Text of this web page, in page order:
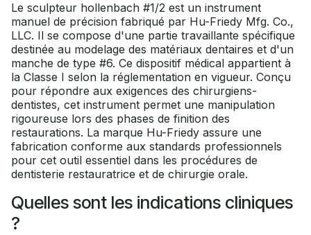
Le sculpteur hollenbach #1/2 est un instrument
manuel de précision fabriqué par Hu-Friedy Mfg. Co.,
LLC. Il se compose d'une partie travaillante spécifique
destinée au modelage des matériaux dentaires et d'un
manche de type #6. Ce dispositif médical appartient à
la Classe I selon la réglementation en vigueur. Conçu
pour répondre aux exigences des chirurgiens-
dentistes, cet instrument permet une manipulation
rigoureuse lors des phases de finition des
restaurations. La marque Hu-Friedy assure une
fabrication conforme aux standards professionnels
pour cet outil essentiel dans les procédures de
dentisterie restauratrice et de chirurgie orale.
Quelles sont les indications cliniques
?